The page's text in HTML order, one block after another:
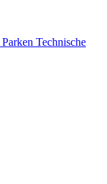
Parken Technische